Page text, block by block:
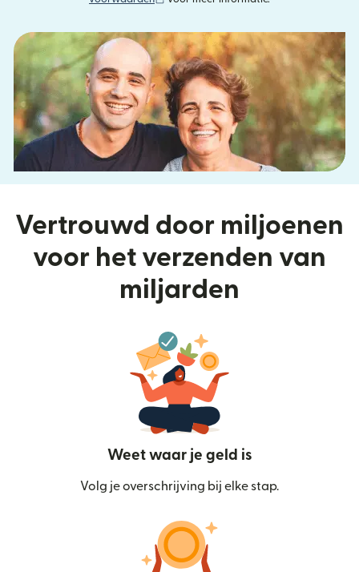
Vertrouwd door miljoenen
voor het verzenden van
miljarden
Weet waar je geld is
Volg je overschrijving bij elke stap.